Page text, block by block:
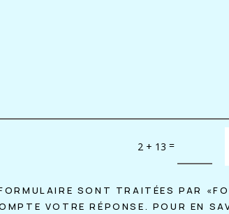
2 + 13 =
SONT TRAITÉES PAR
VOTRE RÉPONSE. POUR EN